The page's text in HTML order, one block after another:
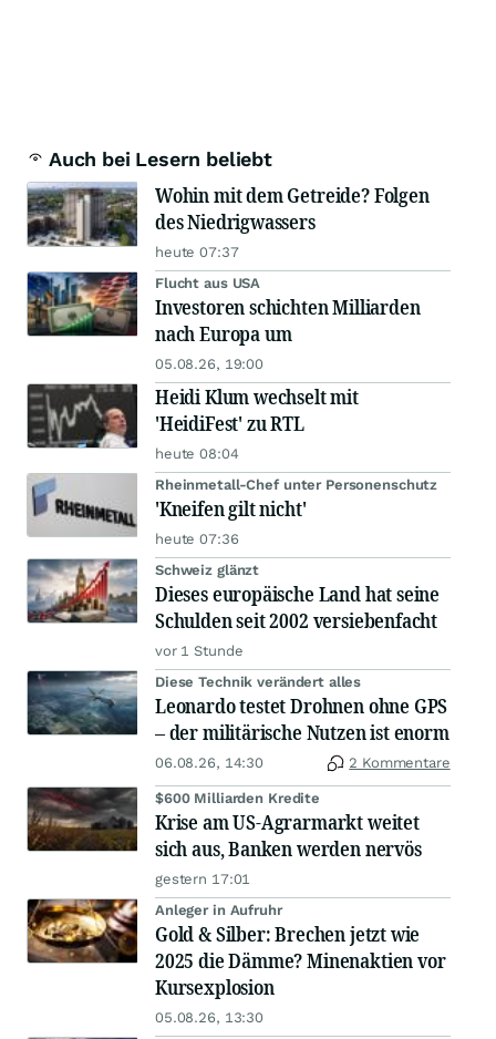
Auch bei Lesern beliebt
Wohin mit dem Getreide? Folgen
des Niedrigwassers
heute 07:37
Flucht aus USA
Investoren schichten Milliarden
nach Europa um
05.08.26, 19:00
Heidi Klum wechselt mit
'HeidiFest' zu RTL
heute 08:04
Rheinmetall-Chef unter Personenschutz
'Kneifen gilt nicht'
heute 07:36
Schweiz glänzt
Dieses europäische Land hat seine
Schulden seit 2002 versiebenfacht
vor 1 Stunde
Diese Technik verändert alles
Leonardo testet Drohnen ohne GPS
– der militärische Nutzen ist enorm
06.08.26, 14:30 2 Kommentare
$600 Milliarden Kredite
Krise am US-Agrarmarkt weitet
sich aus, Banken werden nervös
gestern 17:01
Anleger in Aufruhr
Gold & Silber: Brechen jetzt wie
2025 die Dämme? Minenaktien vor
Kursexplosion
05.08.26, 13:30